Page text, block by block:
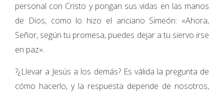
personal con Cristo y pongan sus vidas en las manos
de Dios, como lo hizo el anciano Simeón: «Ahora,
Señor, según tu promesa, puedes dejar a tu siervo irse
en paz».
?¿Llevar a Jesús a los demás? Es válida la pregunta de
cómo hacerlo, y la respuesta depende de nosotros,